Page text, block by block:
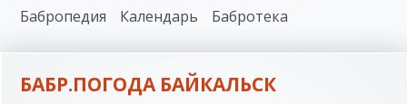
Бабропедия
Календарь Бабротека
БАБР.ПОГОДА БАЙКАЛЬСК